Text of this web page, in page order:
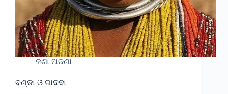
ଜଣା ଅଜଣା
ବଣ୍ଡା ଓ ଗାଦବା